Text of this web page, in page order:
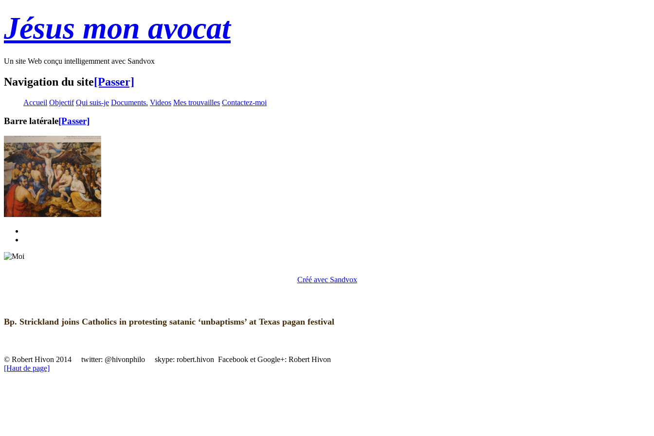
Jésus mon avocat
Un site Web conçu intelligemment avec Sandvox
Navigation du site[Passer]
Accueil Objectif Qui suis-je Documents. Videos Mes trouvailles Contactez-moi
Barre latérale[Passer]
Créé avec Sandvox
Bp. Strickland joins Catholics in protesting satanic ‘unbaptisms’ at Texas pagan festival
© Robert Hivon 2014 twitter: @hivonphilo skype: robert.hivon Facebook et Google+: Robert Hivon
[Haut de page]